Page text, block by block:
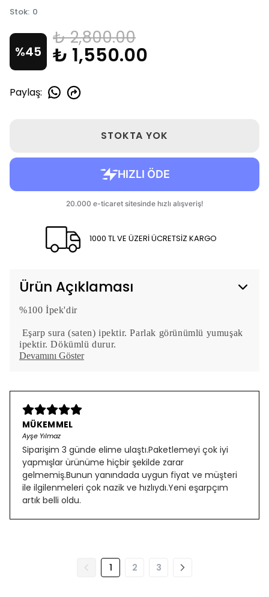
Stok: 0
%45
₺ 2,800.00
₺ 1,550.00
Paylaş:
STOKTA YOK
1000 TL VE ÜZERİ ÜCRETSİZ KARGO
Ürün Açıklaması
%100 İpek'dir
Eşarp sura (saten) ipektir. Parlak görünümlü yumuşak
ipektir. Dökümlü durur.
Devamını Göster
MÜKEMMEL
Ayşe Yılmaz
Siparişim 3 günde elime ulaştı.Paketlemeyi çok iyi
yapmışlar ürünüme hiçbir şekilde zarar
gelmemiş.Bunun yanındada uygun fiyat ve müşteri
ile ilgilenmeleri çok nazik ve hızlıydı.Yeni eşarpçım
artık belli oldu.
1 2 3